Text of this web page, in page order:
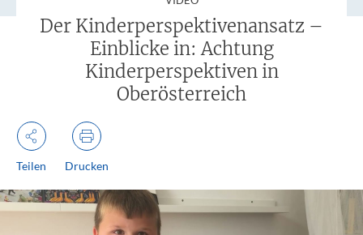
Der Kinderperspektivenansatz –
Einblicke in: Achtung
Kinderperspektiven in
Oberösterreich
Teilen Drucken